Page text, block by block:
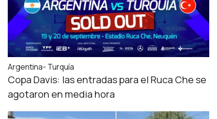
Argentina- Turquía
Copa Davis: las entradas para el Ruca Che se
agotaron en media hora